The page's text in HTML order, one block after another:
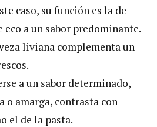
caso, su función es la de
eco a un sabor predominante.
liviana complementa un
a un sabor determinado,
o amarga, contrasta con
el de la pasta.